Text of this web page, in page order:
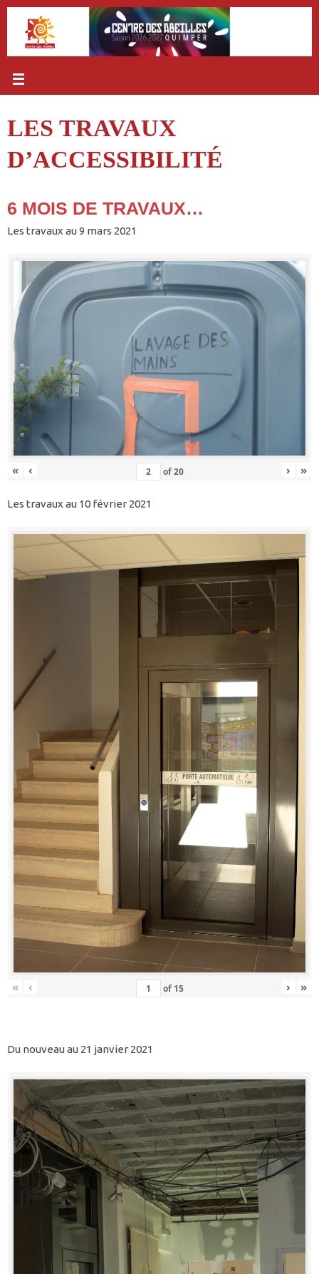
Passer
contenu
LES TRAVAUX
D’ACCESSIBILITÉ
6 MOIS DE TRAVAUX…
Les travaux au 9 mars 2021
« ‹ of20 › »
Les travaux au 10 février 2021
« ‹ of 15 › »
Du nouveau au 21 janvier 2021